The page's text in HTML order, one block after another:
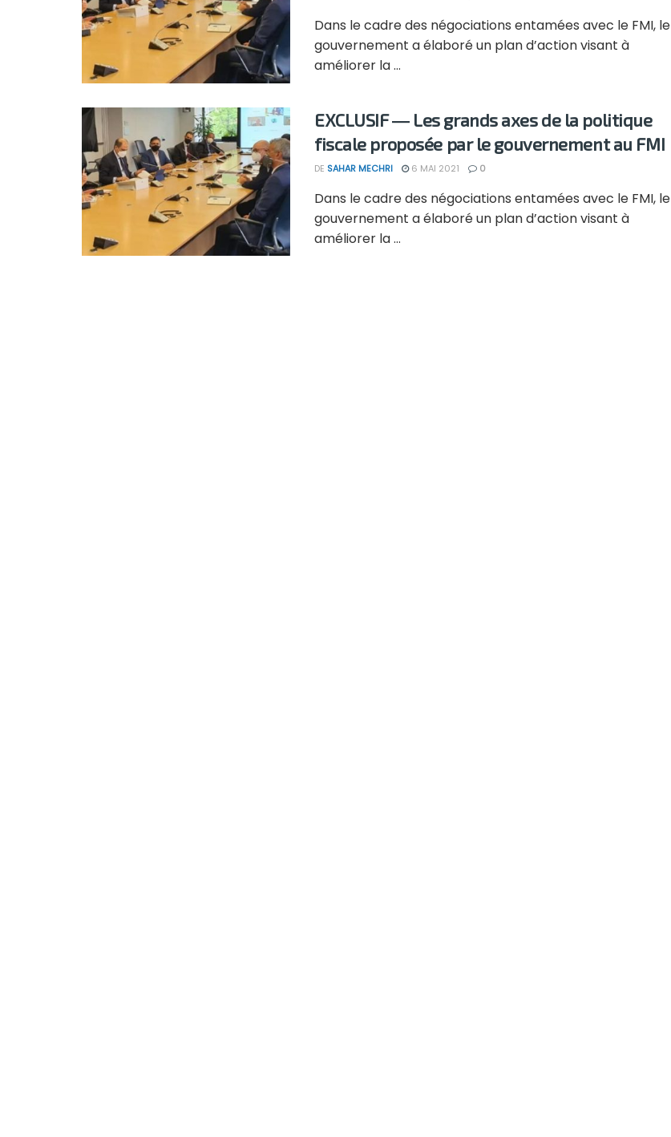
Dans le cadre des négociations entamées avec le FMI, le
gouvernement a élaboré un plan d’action visant à
améliorer la ...
EXCLUSIF ― Les grands axes de la politique
fiscale proposée par le gouvernement au FMI
DE SAHAR MECHRI 6 MAI 2021 0
Dans le cadre des négociations entamées avec le FMI, le
gouvernement a élaboré un plan d’action visant à
améliorer la ...